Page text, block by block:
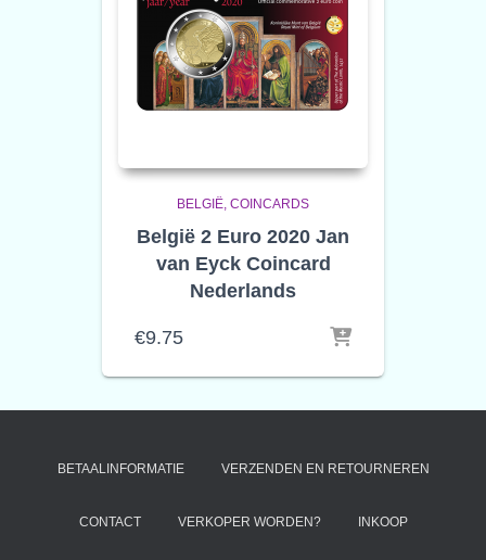
BELGIË COINCARDS
België 2 Euro 2020 Jan
van Eyck Coincard
Nederlands
€9.75
BETAALINFORMATIE VERZENDEN EN RETOURNEREN
CONTACT VERKOPER WORDEN? INKOOP